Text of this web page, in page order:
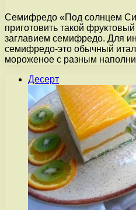
Семифредо «Под солнцем
приготовить такой
заглавием семифредо. Для
семифредо-это обычный
мороженое с разным
Десерт